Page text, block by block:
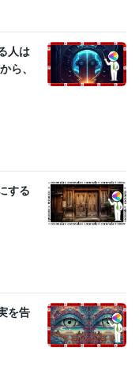
アンスRYT200
ンストラクター
人は
ら、
する
を告